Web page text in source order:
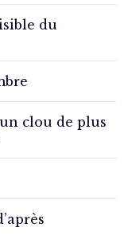
du
clou de plus